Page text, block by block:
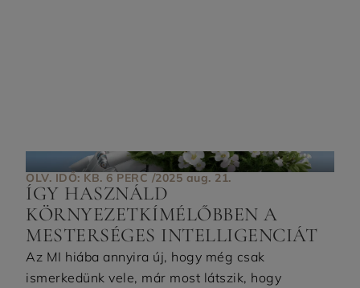
OLV. IDŐ: KB. 6 PERC /2025 aug. 21.
ÍGY HASZNÁLD
KÖRNYEZETKÍMÉLŐBBEN A
MESTERSÉGES INTELLIGENCIÁT
Az MI hiába annyira új, hogy még csak
ismerkedünk vele, már most látszik, hogy